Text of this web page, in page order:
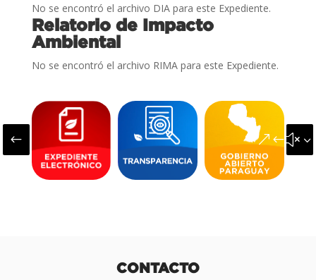
No se encontró el archivo DIA para este Expediente.
Relatorio de Impacto
Ambiental
No se encontró el archivo RIMA para este Expediente.
#
CONTACTO